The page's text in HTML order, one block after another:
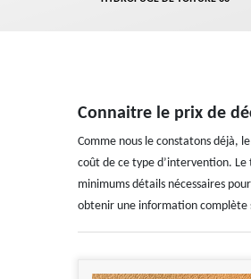
Connaitre le prix de
Comme nous le constatons déjà,
coût de ce type d’intervention. Le
minimums détails nécessaires
obtenir une information complète